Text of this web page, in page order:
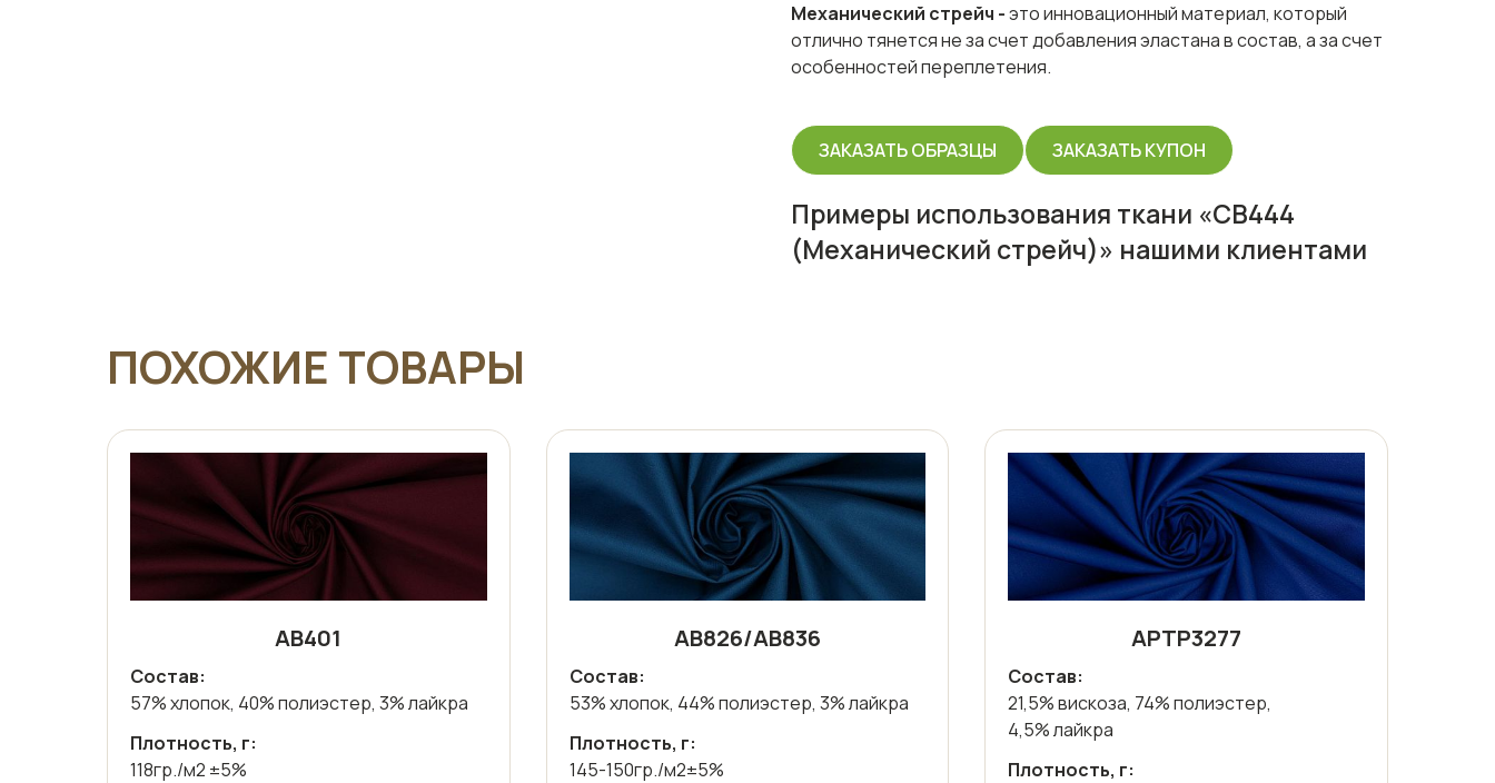
Механический стрейч -это инновационный материал, который
отлично тянется не за счет добавления эластана в состав, а за счет
особенностей переплетения.
ЗАКАЗАТЬ ОБРАЗЦЫ ЗАКАЗАТЬ КУПОН
Примеры использования ткани «СВ444
(Механический стрейч)» нашими клиентами
ПОХОЖИЕ ТОВАРЫ
АВ401
Состав:
57% хлопок, 40% полиэстер, 3% лайкра
Плотность, г:
118гр./м2 ±5%
АВ826/АВ836
Состав:
53% хлопок, 44% полиэстер, 3% лайкра
Плотность, г:
145-150гр./м2±5%
АРТР3277
Состав:
21,5% вискоза, 74% полиэстер,
4,5% лайкра
Плотность, г: